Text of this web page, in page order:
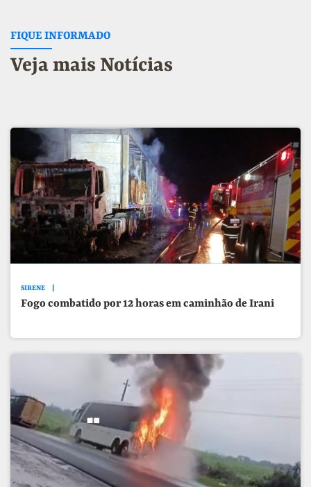
FIQUE INFORMADO
Veja mais Notícias
SIRENE
Fogo combatido por 12 horas em caminhão de Irani